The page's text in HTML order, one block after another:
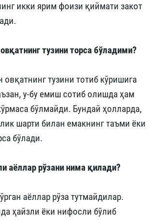
икки ярим фоизи қиймати закот
тузини торса бўладими?
тузини тотиб кўришига
у-бу емиш сотиб олишда ҳам
бўлмайди. Бундай ҳолларда,
шарти билан емакнинг таъми ёки
бўлади.
аёллар рўзани нима қилади?
аёллар рўза тутмайдилар.
ҳайзли ёки нифосли бўлиб